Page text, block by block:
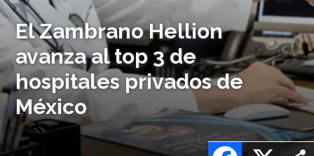
El Zambrano Hellion
avanza al top 3 de
hospitales privados de
México
X
Facebook